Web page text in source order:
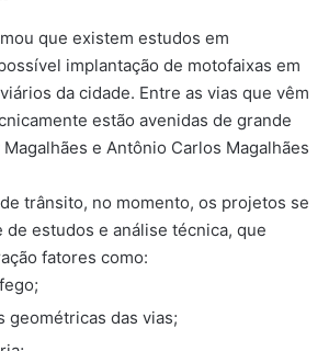
que existem estudos em
implantação de motofaixas em
da cidade. Entre as vias que vêm
estão avenidas de grande
e Antônio Carlos Magalhães
trânsito, no momento, os projetos se
de estudos e análise técnica, que
fatores como:
geométricas das vias;